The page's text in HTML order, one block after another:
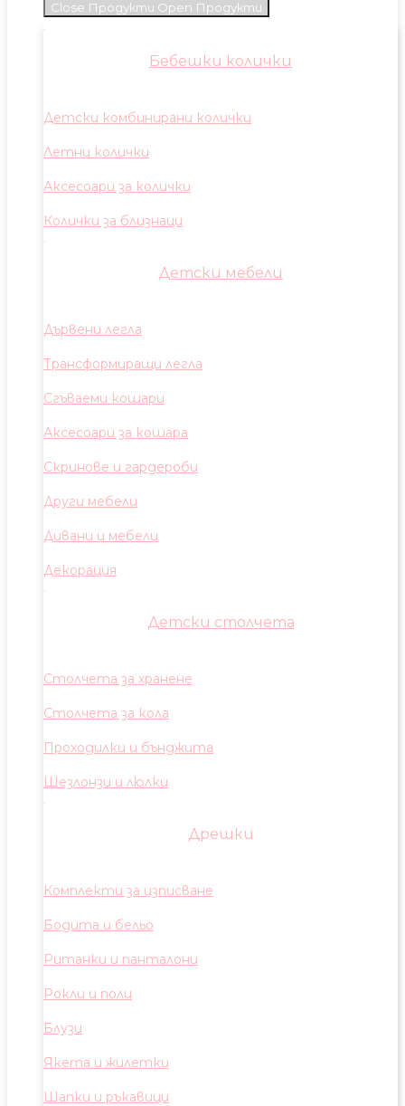
Close Продукти Open Продукти
Бебешки колички
Детски комбинирани колички
Летни колички
Аксесоари за колички
Колички за близнаци
Детски мебели
Дървени легла
Трансформиращи легла
Сгъваеми кошари
Аксесоари за кошара
Скринове и гардероби
Други мебели
Дивани и мебели
Декорация
Детски столчета
Столчета за хранене
Столчета за кола
Проходилки и бънджита
Шезлонзи и люлки
Дрешки
Комплекти за изписване
Бодита и бельо
Ританки и панталони
Рокли и поли
Блузи
Якета и жилетки
Шапки и ръкавици